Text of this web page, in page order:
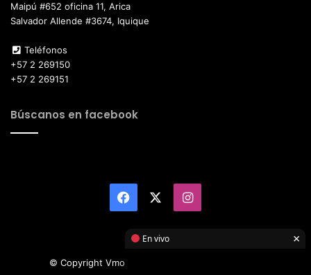
Maipú #652 oficina 11, Arica
Salvador Allende #3674, Iquique
Teléfonos
+57 2 269150
+57 2 269151
Búscanos en facebook
Facebook Instagram
© Copyright Vmotor TI 2026, All Rights Reserved
En vivo ×